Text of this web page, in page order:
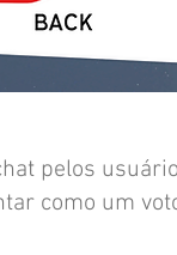
pelos
como um